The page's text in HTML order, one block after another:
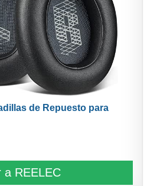
de Repuesto para
a REELEC